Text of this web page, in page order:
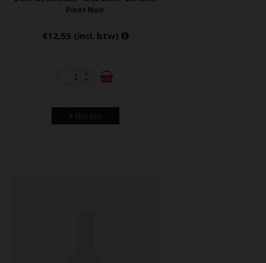
Pinot Noir
€12,55 (incl. btw)
details